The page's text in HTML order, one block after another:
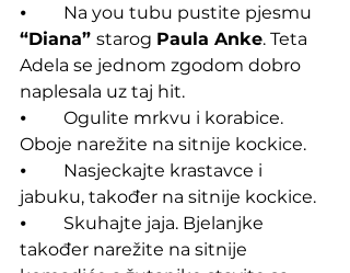
⦁	Na you tubu pustite pjesmu
“Diana” starog Paula Anke. Teta
Adela se jednom zgodom dobro
naplesala uz taj hit.
⦁	Ogulite mrkvu i korabice.
Oboje narežite na sitnije kockice.
⦁	Nasjeckajte krastavce i
jabuku, također na sitnije kockice.
⦁	Skuhajte jaja. Bjelanjke
također narežite na sitnije